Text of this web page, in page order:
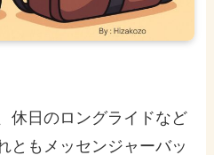
休日のロングライドなど
ともメッセンジャーバッ